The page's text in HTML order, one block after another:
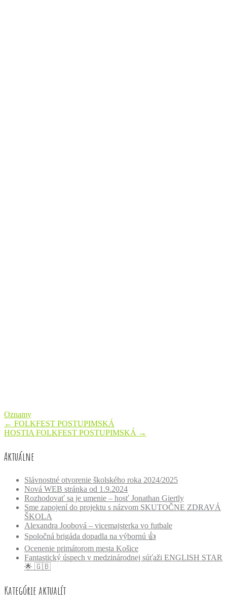
Oznamy
Post
navigation
← FOLKFEST POSTUPIMSKÁ
HOSTIA FOLKFEST POSTUPIMSKÁ →
Aktuálne
Slávnostné otvorenie školského roka 2024/2025
Nová WEB stránka od 1.9.2024
Rozhodovať sa je umenie – hosť Jonathan Giertly
Sme zapojení do projektu s názvom SKUTOČNE ZDRAVÁ
ŠKOLA
Alexandra Joobová – vicemajsterka vo futbale
Spoločná brigáda dopadla na výbornú 👍
Ocenenie primátorom mesta Košice
Fantastický úspech v medzinárodnej súťaži ENGLISH STAR
🌟 🇬🇧
Kategórie aktualít